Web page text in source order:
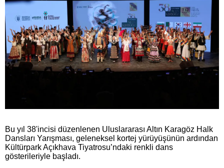
Bu yıl 38'incisi düzenlenen Uluslararası Altın Karagöz Halk
Dansları Yarışması, geleneksel kortej yürüyüşünün ardından
Kültürpark Açıkhava Tiyatrosu’ndaki renkli dans
gösterileriyle başladı.